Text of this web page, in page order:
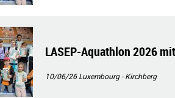
LASEP-Aquathlon 2026
10/06/26Luxembourg - Kirchberg